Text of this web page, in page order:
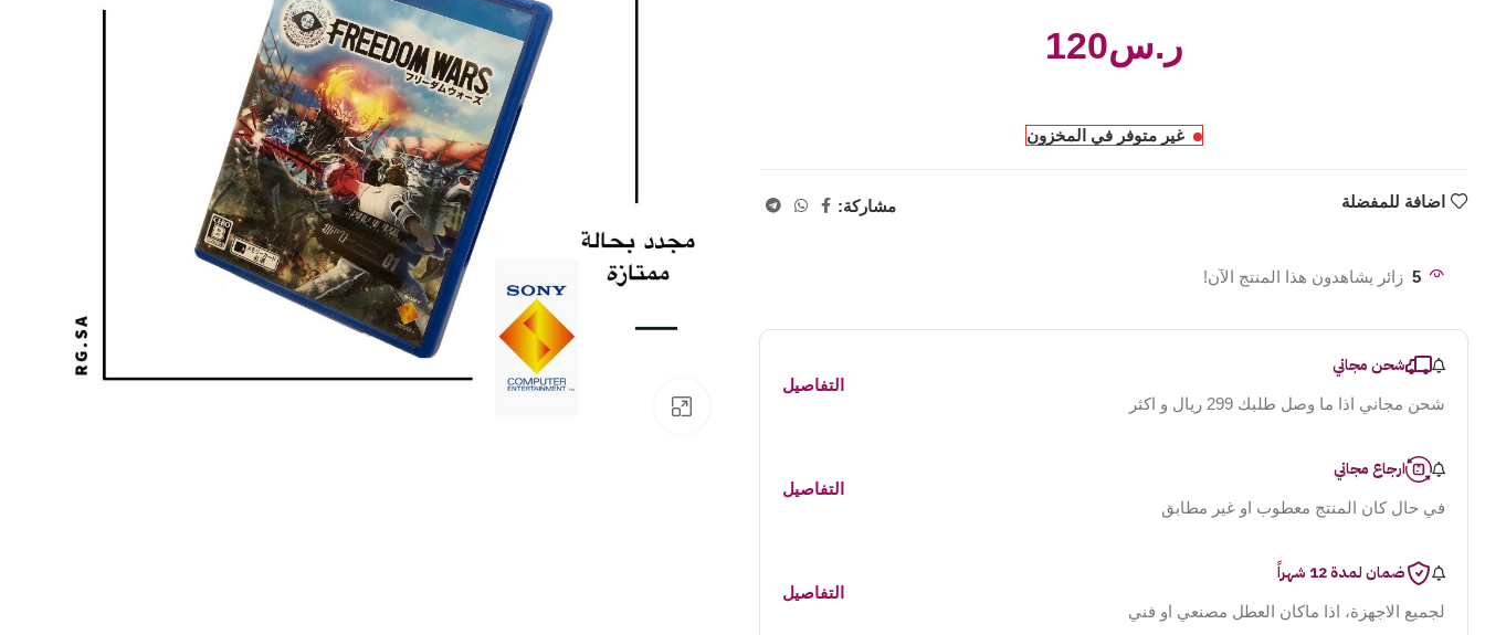
ر.س
غير متوفر في المخزون
مشاركة: اضافة للمفضلة
5 زائر يشاهدون هذا المنتج الآن!
شحن مجاني
شحن مجاني اذا ما وصل طلبك 299 ريال و اكثر
التفاصيل
ارجاع مجاني
في حال كان المنتج معطوب او غير مطابق
التفاصيل
ضمان لمدة 12 شهراً
لجميع الاجهزة، اذا ماكان العطل مصنعي او فني
التفاصيل